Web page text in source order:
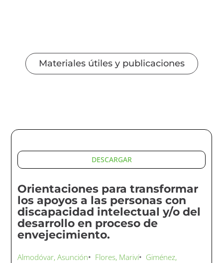
Materiales útiles y publicaciones
DESCARGAR
Orientaciones para transformar
los apoyos a las personas con
discapacidad intelectual y/o del
desarrollo en proceso de
envejecimiento.
Almodóvar, Asunción• Flores, Mariví• Giménez,